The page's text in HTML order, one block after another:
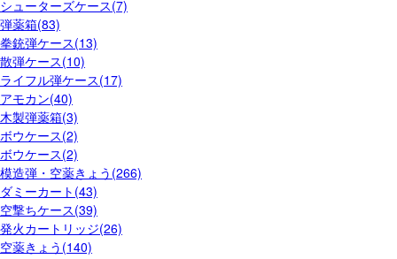
シューターズケース(7)
弾薬箱(83)
拳銃弾ケース(13)
散弾ケース(10)
ライフル弾ケース(17)
アモカン(40)
木製弾薬箱(3)
ボウケース(2)
ボウケース(2)
模造弾・空薬きょう(266)
ダミーカート(43)
空撃ちケース(39)
発火カートリッジ(26)
空薬きょう(140)